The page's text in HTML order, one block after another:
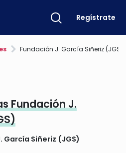
Regístrate
Fundación J. García Siñeriz (JGS)
Fundación J.
García Siñeriz (JGS)